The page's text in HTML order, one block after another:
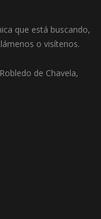
que está buscando,
o visítenos.
de Chavela,